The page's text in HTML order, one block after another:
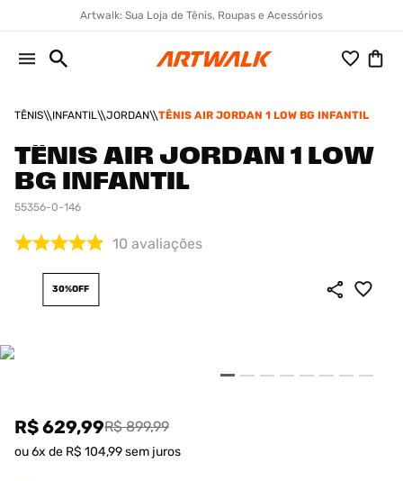
Artwalk: Sua Loja de Tênis, Roupas e Acessórios
TÊNIS INFANTIL JORDAN TÊNIS AIR JORDAN 1 LOW BG INFANTIL
TÊNIS AIR JORDAN 1 LOW
BG INFANTIL
55356-0-146
10 avaliações
30%OFF
R$ 629,99R$ 899,99
ou6x de R$ 104,99sem juros